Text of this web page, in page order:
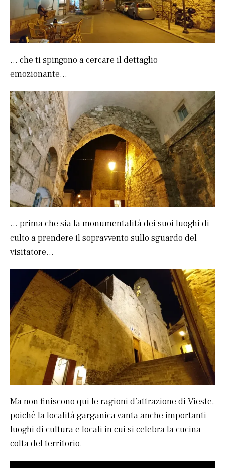
… che ti spingono a cercare il dettaglio
emozionante…
… prima che sia la monumentalità dei suoi luoghi di
culto a prendere il sopravvento sullo sguardo del
visitatore…
Ma non finiscono qui le ragioni d’attrazione di Vieste,
poiché la località garganica vanta anche importanti
luoghi di cultura e locali in cui si celebra la cucina
colta del territorio.